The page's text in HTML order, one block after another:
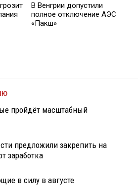
В Венгрии допустили
полное отключение АЭС
«Пакш»
пройдёт масштабный
предложили закрепить на
заработка
в силу в августе